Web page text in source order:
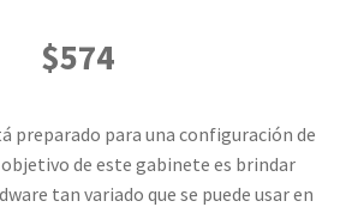
$574
preparado para una configuración de
de este gabinete es brindar
tan variado que se puede usar en